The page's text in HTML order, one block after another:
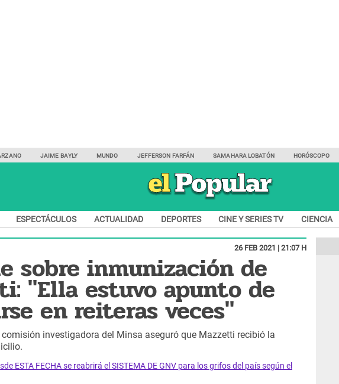
JAIME BAYLY MUNDO JEFFERSON FARFÁN SAMAHARA LOBATÓN HORÓSCOPO
ESPECTÁCULOS ACTUALIDAD DEPORTES CINE Y SERIES TV CIENCIA
26 FEB 2021 | 21:07 H
sobre inmunización de
"Ella estuvo apunto de
en reiteras veces"
comisión investigadora del Minsa aseguró que Mazzetti recibió la
ESTA FECHA se reabrirá el SISTEMA DE GNV para los grifos del país según el